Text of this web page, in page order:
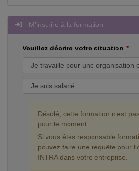
M'inscrire à la formation
Veuillez décrire votre situation
Désolé, cette formation n'est
pour le moment.
Si vous êtes responsable
pouvez faire une requête pour
INTRA dans votre entreprise.